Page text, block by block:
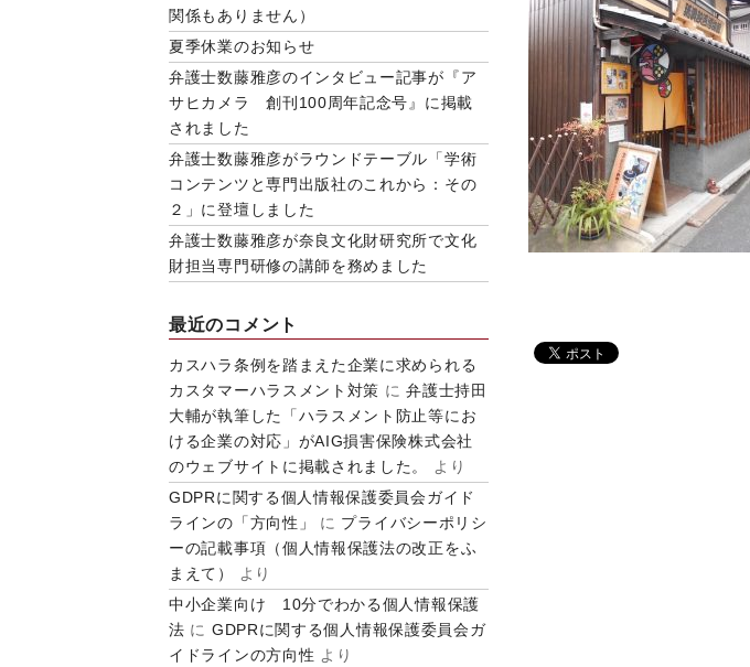
関係もありません）
夏季休業のお知らせ
弁護士数藤雅彦のインタビュー記事が『ア
サヒカメラ 創刊100周年記念号』に掲載
されました
弁護士数藤雅彦がラウンドテーブル「学術
コンテンツと専門出版社のこれから：その
２」に登壇しました
弁護士数藤雅彦が奈良文化財研究所で文化
財担当専門研修の講師を務めました
最近のコメント
カスハラ条例を踏まえた企業に求められる
カスタマーハラスメント対策 に弁護士持田
大輔が執筆した「ハラスメント防止等にお
ける企業の対応」がAIG損害保険株式会社
のウェブサイトに掲載されました。
より
GDPRに関する個人情報保護委員会ガイド
ラインの「方向性」
に プライバシーポリシ
ーの記載事項（個人情報保護法の改正をふ
まえて）
より
中小企業向け 10分でわかる個人情報保護
法 に GDPRに関する個人情報保護委員会ガ
イドラインの方向性 より